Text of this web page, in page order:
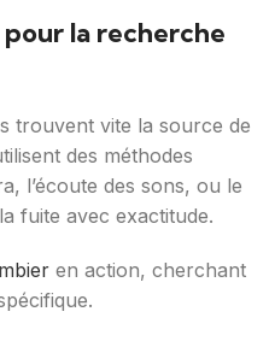
la recherche
trouvent vite la source de
des méthodes
l’écoute des sons, ou le
fuite avec exactitude.
en action, cherchant